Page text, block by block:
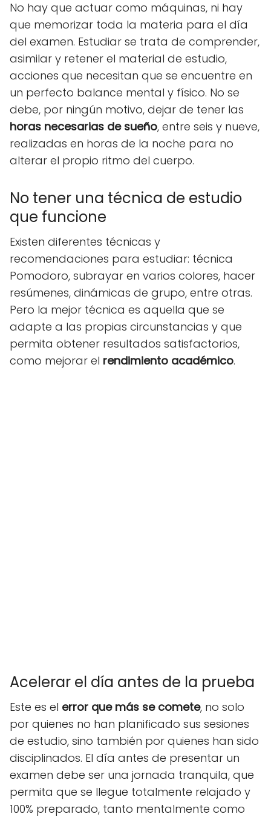
No hay que actuar como máquinas, ni hay
que memorizar toda la materia para el día
del examen. Estudiar se trata de comprender,
asimilar y retener el material de estudio,
acciones que necesitan que se encuentre en
un perfecto balance mental y físico. No se
debe, por ningún motivo, dejar de tener las
horas necesarias de sueño, entre seis y nueve,
realizadas en horas de la noche para no
alterar el propio ritmo del cuerpo.
No tener una técnica de estudio
que funcione
Existen diferentes técnicas y
recomendaciones para estudiar: técnica
Pomodoro, subrayar en varios colores, hacer
resúmenes, dinámicas de grupo, entre otras.
Pero la mejor técnica es aquella que se
adapte a las propias circunstancias y que
permita obtener resultados satisfactorios,
como mejorar el rendimiento académico.
Acelerar el día antes de la prueba
Este es el error que más se comete, no solo
por quienes no han planificado sus sesiones
de estudio, sino también por quienes han sido
disciplinados. El día antes de presentar un
examen debe ser una jornada tranquila, que
permita que se llegue totalmente relajado y
100% preparado, tanto mentalmente como